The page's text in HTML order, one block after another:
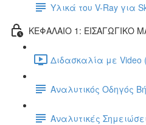
Υλικά του V-Ray για
ΚΕΦΑΛΑΙΟ 1: ΕΙΣΑΓΩΓΙΚΟ
Διδασκαλία με Video
Αναλυτικός Οδηγός
Αναλυτικές